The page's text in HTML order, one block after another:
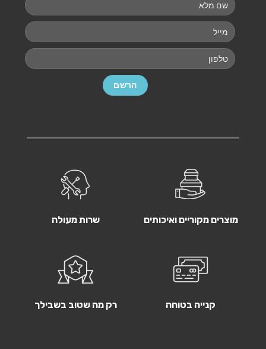
מוצרים מקוריים ואיכותים שרות מעולה
קנייה בטוחה רק מה שטוב בשבילך